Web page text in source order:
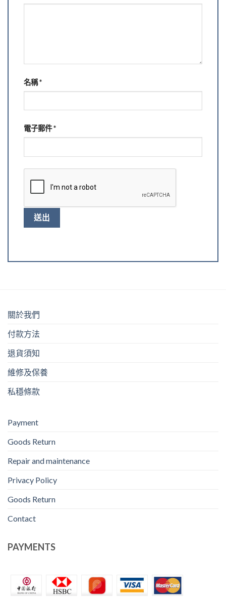
名稱*
電子郵件*
關於我們
付款方法
退貨須知
維修及保養
私穩條款
Payment
Goods Return
Repair and maintenance
Privacy Policy
Goods Return
Contact
PAYMENTS